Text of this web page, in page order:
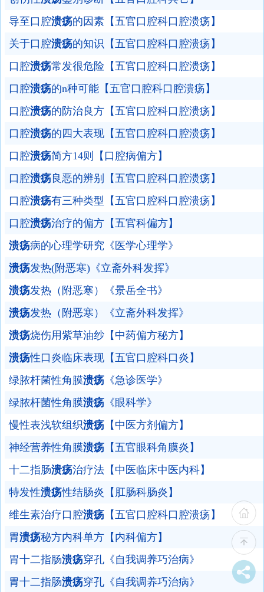
导至口腔溃疡的因素【五官口腔科口腔溃疡】
关于口腔溃疡的知识【五官口腔科口腔溃疡】
口腔溃疡常发很危险【五官口腔科口腔溃疡】
口腔溃疡的n种可能【五官口腔科口腔溃疡】
口腔溃疡的防治良方【五官口腔科口腔溃疡】
口腔溃疡的四大表现【五官口腔科口腔溃疡】
口腔溃疡简方14则【口腔病偏方】
口腔溃疡良恶的辨别【五官口腔科口腔溃疡】
口腔溃疡有三种类型【五官口腔科口腔溃疡】
口腔溃疡治疗的偏方【五官科偏方】
溃疡病的心理学研究《医学心理学》
溃疡发热(附恶寒)《立斋外科发挥》
溃疡发热（附恶寒）《景岳全书》
溃疡发热（附恶寒）《立斋外科发挥》
溃疡烧伤用紫草油纱【中药偏方秘方】
溃疡性口炎临床表现【五官口腔科口炎】
绿脓杆菌性角膜溃疡 《急诊医学》
绿脓杆菌性角膜溃疡 《眼科学》
慢性表浅软组织溃疡 【中医方剂偏方】
神经营养性角膜溃疡 【五官眼科角膜炎】
十二指肠溃疡治疗法【中医临床中医内科】
特发性溃疡性结肠炎【肛肠科肠炎】
维生素治疗口腔溃疡 【五官口腔科口腔溃疡】
胃溃疡秘方内科单方【内科偏方】
胃十二指肠溃疡穿孔《自我调养巧治病》
胃十二指肠溃疡穿孔《自我调养巧治病》